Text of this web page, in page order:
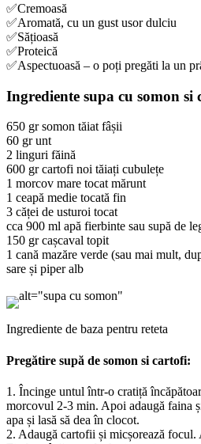
✅Cremoasă
✅Aromată, cu un gust usor dulciu
✅Sățioasă
✅Proteică
✅Aspectuoasă – o poți pregăti la un
Ingrediente supa cu somon si
650 gr somon tăiat fâșii
60 gr unt
2 linguri făină
600 gr cartofi noi tăiați cubulețe
1 morcov mare tocat mărunt
1 ceapă medie tocată fin
3 căței de usturoi tocat
cca 900 ml apă fierbinte sau supă de
150 gr cașcaval topit
1 cană mazăre verde (sau mai mult,
sare și piper alb
Ingrediente de baza pentru reteta
Pregătire supă de somon si cartofi:
1. Încinge untul într-o cratiță
morcovul 2-3 min. Apoi adaugă faina
apa și lasă să dea în clocot.
2. Adaugă cartofii și micșorează focul.